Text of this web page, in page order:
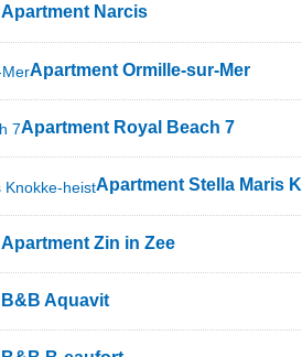
Apartment Narcis
Apartment Ormille-sur-Mer
Apartment Royal Beach 7
Apartment Stella Maris
Apartment Zin in Zee
B&B Aquavit